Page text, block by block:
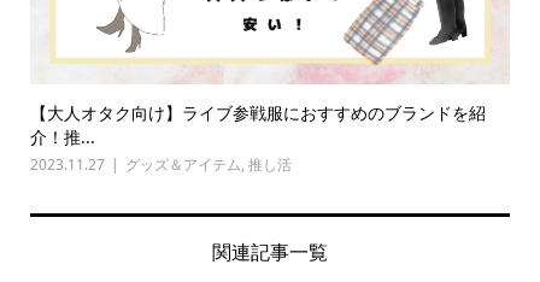
【大人オタク向け】ライブ参戦服におすすめのブランドを紹
介！推...
2023.11.27 グッズ＆アイテム, 推し活
関連記事一覧